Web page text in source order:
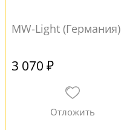
MW-Light (Германия)
3 070 ₽